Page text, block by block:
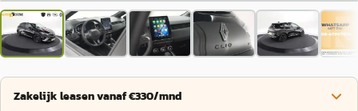
Zakelijk leasen vanaf €330/mnd